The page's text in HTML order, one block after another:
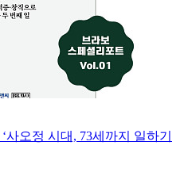
사오정 시대, 73세까지 일하기